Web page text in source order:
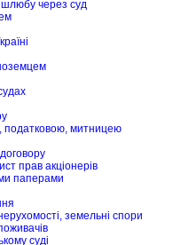
шлюбу через суд
податковою, митницею
прав акціонерів
паперами
земельні спори
суді